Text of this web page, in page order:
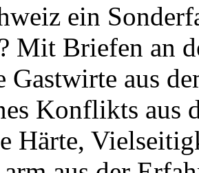
ein
Mit Briefen an
Gastwirte aus
Konflikts aus
Härte,